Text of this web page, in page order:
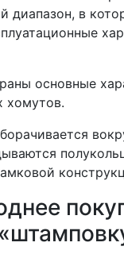
диапазон, в
основные
хомутов.